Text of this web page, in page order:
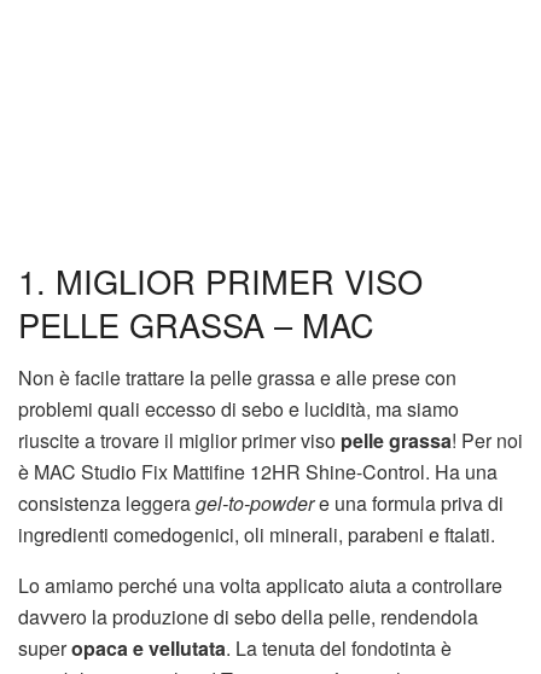
1. MIGLIOR PRIMER VISO
PELLE GRASSA – MAC
Non è facile trattare la pelle grassa e alle prese con
problemi quali eccesso di sebo e lucidità, ma siamo
riuscite a trovare il miglior primer viso pelle grassa! Per noi
è MAC Studio Fix Mattifine 12HR Shine-Control. Ha una
consistenza leggeragel-to-powdere una formula priva di
ingredienti comedogenici, oli minerali, parabeni e ftalati.
Lo amiamo perché una volta applicato aiuta a controllare
davvero la produzione di sebo della pelle, rendendola
superopaca e vellutata. La tenuta del fondotinta è